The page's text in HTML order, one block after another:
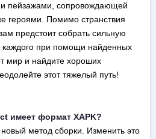
пейзажами, сопровождающей
героями. Помимо странствия
предстоит собрать сильную
каждого при помощи найденных
мир и найдите хороших
этот тяжелый путь!
имеет формат XAPK?
метод сборки. Изменить это